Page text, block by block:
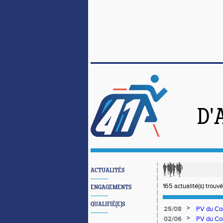
ACTUALITÉS
ENGAGEMENTS
QUALIFIÉ(E)S
165 actualité(s)
25/08 >
PV du
02/06
>
PV du